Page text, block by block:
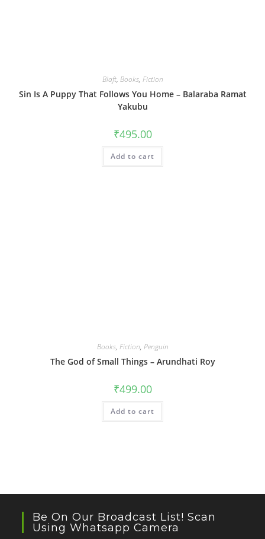
Blaft, Books, Fiction
Sin Is A Puppy That Follows You Home – Balaraba Ramat
Yakubu
₹495.00
Add to cart
Books, Fiction, Penguin
The God of Small Things – Arundhati Roy
₹499.00
Add to cart
Be On Our Broadcast List! Scan
Using Whatsapp Camera